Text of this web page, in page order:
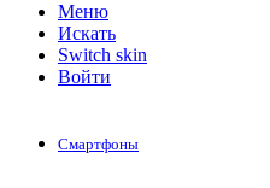
Меню
Искать
Switch skin
Войти
Смартфоны